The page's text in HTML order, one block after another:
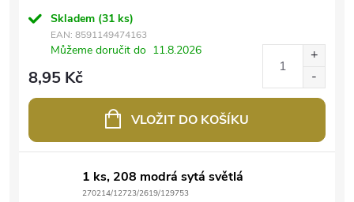
Skladem (31 ks)
EAN: 8591149474163
Můžeme doručit do 11.8.2026
8,95 Kč
VLOŽIT DO KOŠÍKU
1 ks, 208 modrá sytá světlá
270214/12723/2619/129753